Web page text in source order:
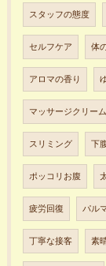
スタッフの態度
セルフケア 体
アロマの香り
マッサージクリーム
スリミング 下
ポッコリお腹
疲労回復 パル
丁寧な接客 素